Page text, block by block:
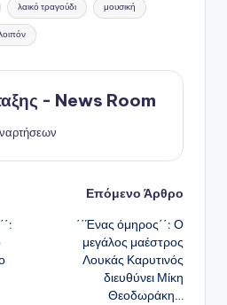
λαικό τραγούδι μουσική
- News Room
Επόμενο Άρθρο
΄΄Ένας όμηρος΄΄: Ο
μεγάλος μαέστρος
Λουκάς Καρυτινός
διευθύνει Μίκη
Θεοδωράκη…